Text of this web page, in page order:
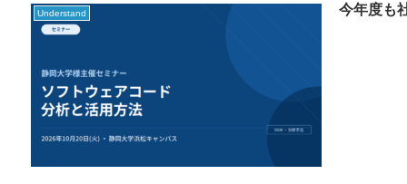
Understand 今年度も